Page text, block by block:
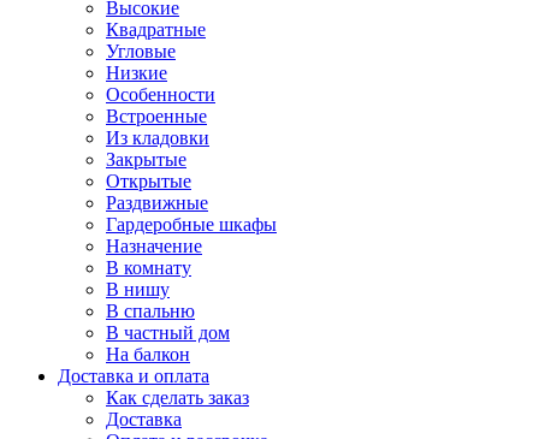
Высокие
Квадратные
Угловые
Низкие
Особенности
Встроенные
Из кладовки
Закрытые
Открытые
Раздвижные
Гардеробные шкафы
Назначение
В комнату
В нишу
В спальню
В частный дом
На балкон
Доставка и оплата
Как сделать заказ
Доставка